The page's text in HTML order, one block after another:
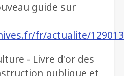
guide sur
fr/actualite/
- Livre d'or des